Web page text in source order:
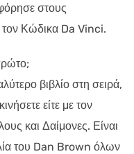
στους
τον Κώδικα Da Vinci.
βιβλίο στη σειρά,
είτε με τον
και Δαίμονες. Είναι
του Dan Brown όλων